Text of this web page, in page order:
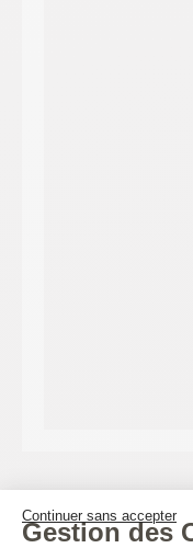
CALCULER MON
Continuer sans accepter
Gestion des